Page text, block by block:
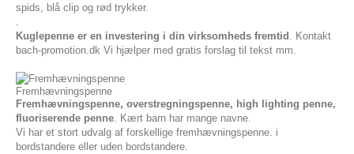
spids, blå clip og rød trykker.
Kuglepenne er en investering i din virksomheds fremtid . Kontakt
bach-promotion.dk Vi hjælper med gratis forslag til tekst mm.
Fremhævningspenne
Fremhævningspenne, overstregningspenne, high lighting penne,
fluoriserende penne. Kært barn har mange navne.
Vi har et stort udvalg af forskellige fremhævningspenne. i
bordstandere eller uden bordstandere.